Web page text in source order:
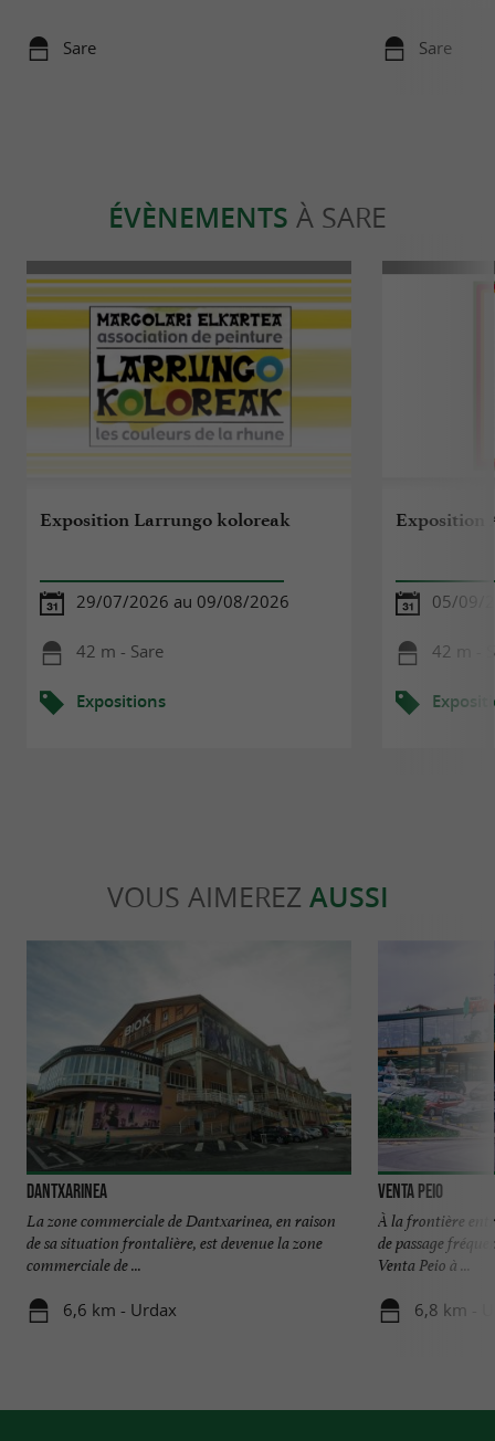
Sare Sare
ÉVÈNEMENTS À SARE
Exposition Larrungo koloreak
29/07/2026 au 09/08/2026
42 m - Sare
Expositions
Exposition
05/09/
42 m -
VOUS AIMEREZ AUSSI
Dantxarinea
La zone commerciale de Dantxarinea, en raison
de sa situation frontalière, est devenue la zone
commerciale de ...
6,6 km - Urdax
Venta Peio
À la frontière
de passage
Venta Peio à ...
6,8 km -